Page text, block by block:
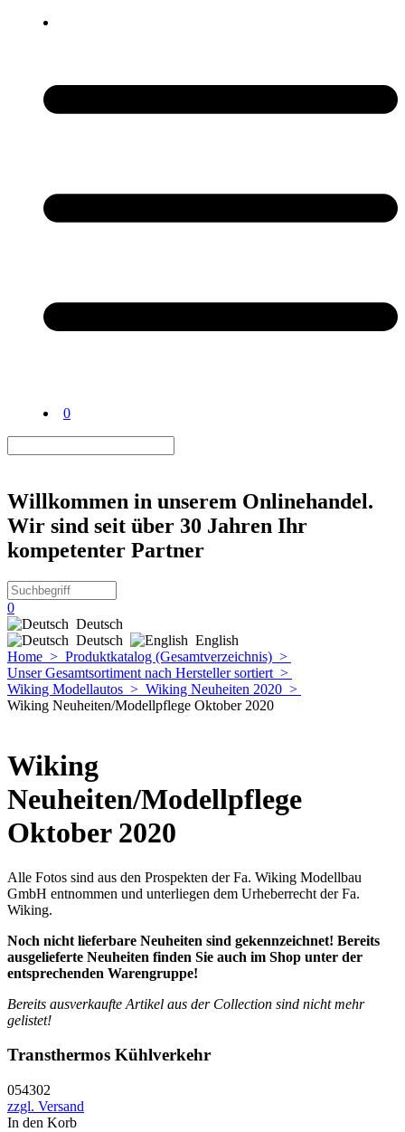
0
Willkommen in unserem Onlinehandel.
Wir sind seit über 30 Jahren Ihr
kompetenter Partner
0
Deutsch
Deutsch
English
Home > Produktkatalog (Gesamtverzeichnis) >
Unser Gesamtsortiment nach Hersteller sortiert >
Wiking Modellautos > Wiking Neuheiten 2020 >
Wiking Neuheiten/Modellpflege Oktober 2020
Wiking
Neuheiten/Modellpflege
Oktober 2020
Alle Fotos sind aus den Prospekten der Fa. Wiking Modellbau
GmbH entnommen und unterliegen dem Urheberrecht der Fa.
Wiking.
Noch nicht lieferbare Neuheiten sind gekennzeichnet! Bereits
ausgelieferte Neuheiten finden Sie auch im Shop unter der
entsprechenden Warengruppe!
Bereits ausverkaufte Artikel aus der Collection sind nicht mehr
gelistet!
Transthermos Kühlverkehr
054302
zzgl. Versand
In den Korb